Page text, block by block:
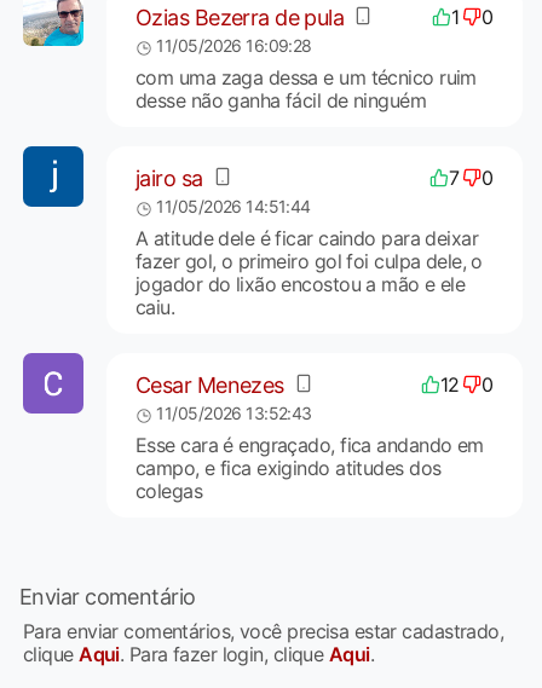
Ozias Bezerra de pula 1 0
11/05/2026 16:09:28
com uma zaga dessa e um técnico ruim
desse não ganha fácil de ninguém
jairo sa 7 0
11/05/2026 14:51:44
A atitude dele é ficar caindo para deixar
fazer gol, o primeiro gol foi culpa dele, o
jogador do lixão encostou a mão e ele
caiu.
Cesar Menezes 12 0
11/05/2026 13:52:43
Esse cara é engraçado, fica andando em
campo, e fica exigindo atitudes dos
colegas
Enviar comentário
Para enviar comentários, você precisa estar cadastrado,
cliqueAqui. Para fazer login, clique Aqui.